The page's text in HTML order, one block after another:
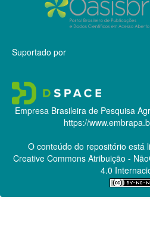
Suportado por
Empresa Brasileira de Pesquisa
https://
O conteúdo do repositório está
Creative CommonsAtribuição -
4.0